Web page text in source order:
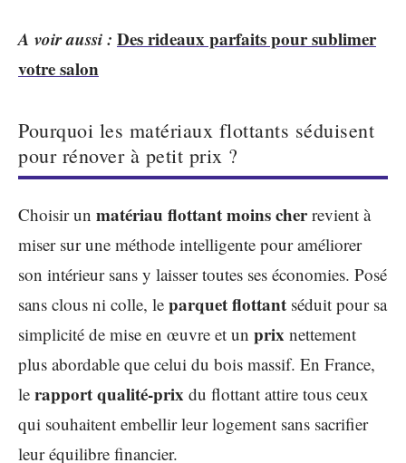
A voir aussi : Des rideaux parfaits pour sublimer
votre salon
Pourquoi les matériaux flottants séduisent
pour rénover à petit prix ?
Choisir un matériau flottant moins cherrevient à
miser sur une méthode intelligente pour améliorer
son intérieur sans y laisser toutes ses économies. Posé
sans clous ni colle, le parquet flottant séduit pour sa
simplicité de mise en œuvre et un prix nettement
plus abordable que celui du bois massif. En France,
le rapport qualité-prix du flottant attire tous ceux
qui souhaitent embellir leur logement sans sacrifier
leur équilibre financier.